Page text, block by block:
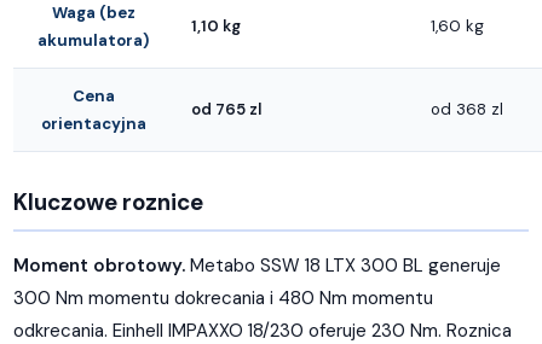
Waga (bez
akumulatora)
1,10 kg 1,60 kg
Cena
orientacyjna
od 765 zl od 368 zl
Kluczowe roznice
Moment obrotowy. Metabo SSW 18 LTX 300 BL generuje
300 Nm momentu dokrecania i 480 Nm momentu
odkrecania. Einhell IMPAXXO 18/230 oferuje 230 Nm. Roznica